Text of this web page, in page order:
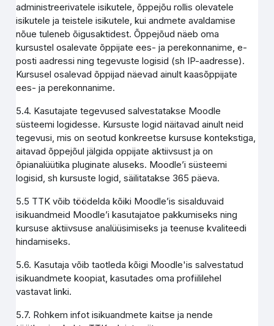
administreerivatele isikutele, õppejõu rollis olevatele
isikutele ja teistele isikutele, kui andmete avaldamise
nõue tuleneb õigusaktidest. Õppejõud näeb oma
kursustel osalevate õppijate ees- ja perekonnanime, e-
posti aadressi ning tegevuste logisid (sh IP-aadresse).
Kursusel osalevad õppijad näevad ainult kaasõppijate
ees- ja perekonnanime.
5.4. Kasutajate tegevused salvestatakse Moodle
süsteemi logidesse. Kursuste logid näitavad ainult neid
tegevusi, mis on seotud konkreetse kursuse kontekstiga,
aitavad õppejõul jälgida oppijate aktiivsust ja on
õpianalüütika pluginate aluseks. Moodle’i süsteemi
logisid, sh kursuste logid, säilitatakse 365 päeva.
5.5 TTK võib töödelda kõiki Moodle’is sisalduvaid
isikuandmeid Moodle’i kasutajatoe pakkumiseks ning
kursuse aktiivsuse analüüsimiseks ja teenuse kvaliteedi
hindamiseks.
5.6. Kasutaja võib taotleda kõigi Moodle'is salvestatud
isikuandmete koopiat, kasutades oma profiililehel
vastavat linki.
5.7. Rohkem infot isikuandmete kaitse ja nende